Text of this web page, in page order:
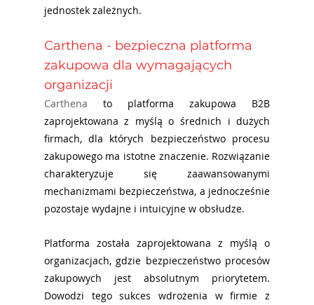
jednostek zależnych.
Carthena - bezpieczna platforma
zakupowa dla wymagających
organizacji
Carthena
to platforma zakupowa B2B
zaprojektowana z myślą o średnich i dużych
firmach, dla których bezpieczeństwo procesu
zakupowego ma istotne znaczenie. Rozwiązanie
charakteryzuje się zaawansowanymi
mechanizmami bezpieczeństwa, a jednocześnie
pozostaje wydajne i intuicyjne w obsłudze.
Platforma została zaprojektowana z myślą o
organizacjach, gdzie bezpieczeństwo procesów
zakupowych jest absolutnym priorytetem.
Dowodzi tego sukces wdrożenia w firmie z